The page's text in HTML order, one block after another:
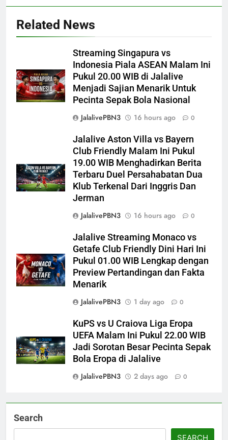
Related News
Streaming Singapura vs
Indonesia Piala ASEAN Malam Ini
Pukul 20.00 WIB di Jalalive
Menjadi Sajian Menarik Untuk
Pecinta Sepak Bola Nasional
JalalivePBN3
16 hours ago 0
Jalalive Aston Villa vs Bayern
Club Friendly Malam Ini Pukul
19.00 WIB Menghadirkan Berita
Terbaru Duel Persahabatan Dua
Klub Terkenal Dari Inggris Dan
Jerman
JalalivePBN3
16 hours ago 0
Jalalive Streaming Monaco vs
Getafe Club Friendly Dini Hari Ini
Pukul 01.00 WIB Lengkap dengan
Preview Pertandingan dan Fakta
Menarik
JalalivePBN3
1 day ago 0
KuPS vs U Craiova Liga Eropa
UEFA Malam Ini Pukul 22.00 WIB
Jadi Sorotan Besar Pecinta Sepak
Bola Eropa di Jalalive
JalalivePBN3
2 days ago 0
Search
SEARCH